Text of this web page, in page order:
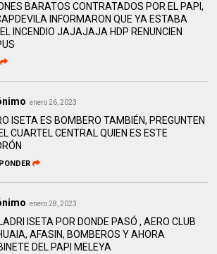
BARATOS CONTRATADOS POR EL PAPI,
INFORMARON QUE YA ESTABA
INCENDIO JAJAJAJA HDP RENUNCIEN
enero 26, 2023
ISETA ES BOMBERO TAMBIÉN, PREGUNTEN
CUARTEL CENTRAL QUIEN ES ESTE
enero 28, 2023
ISETA POR DONDE PASÓ , AERO CLUB
AFASIN, BOMBEROS Y AHORA
DEL PAPI MELEYA